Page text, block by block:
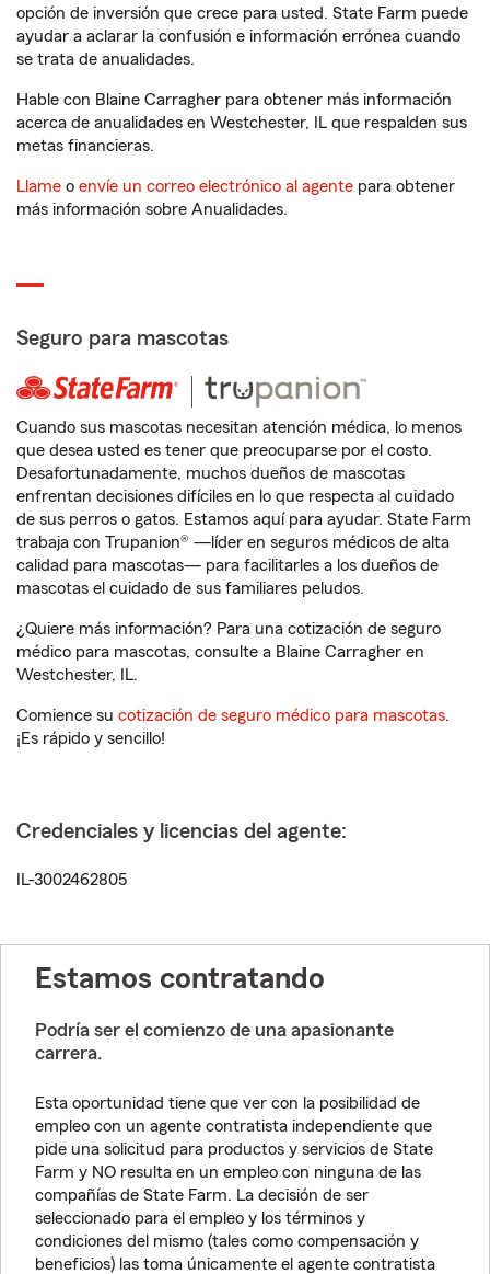
opción de inversión que crece para usted. State Farm puede
ayudar a aclarar la confusión e información errónea cuando
se trata de anualidades.
Hable con Blaine Carragher para obtener más información
acerca de anualidades en Westchester, IL que respalden sus
metas financieras.
Llame o envíe un correo electrónico al agente para obtener
más información sobre Anualidades.
Seguro para mascotas
Cuando sus mascotas necesitan atención médica, lo menos
que desea usted es tener que preocuparse por el costo.
Desafortunadamente, muchos dueños de mascotas
enfrentan decisiones difíciles en lo que respecta al cuidado
de sus perros o gatos. Estamos aquí para ayudar. State Farm
trabaja con Trupanion® —líder en seguros médicos de alta
calidad para mascotas— para facilitarles a los dueños de
mascotas el cuidado de sus familiares peludos.
¿Quiere más información? Para una cotización de seguro
médico para mascotas, consulte a Blaine Carragher en
Westchester, IL.
Comience su cotización de seguro médico para mascotas.
¡Es rápido y sencillo!
Credenciales y licencias del agente:
IL-3002462805
Estamos contratando
Podría ser el comienzo de una apasionante
carrera.
Esta oportunidad tiene que ver con la posibilidad de
empleo con un agente contratista independiente que
pide una solicitud para productos y servicios de State
Farm y NO resulta en un empleo con ninguna de las
compañías de State Farm. La decisión de ser
seleccionado para el empleo y los términos y
condiciones del mismo (tales como compensación y
beneficios) las toma únicamente el agente contratista